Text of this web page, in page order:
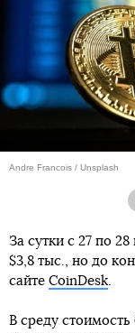
Andre Francois / Unsplash
За сутки с 27 по
$3,8 тыс., но до
сайте CoinDesk.
В среду стоимость